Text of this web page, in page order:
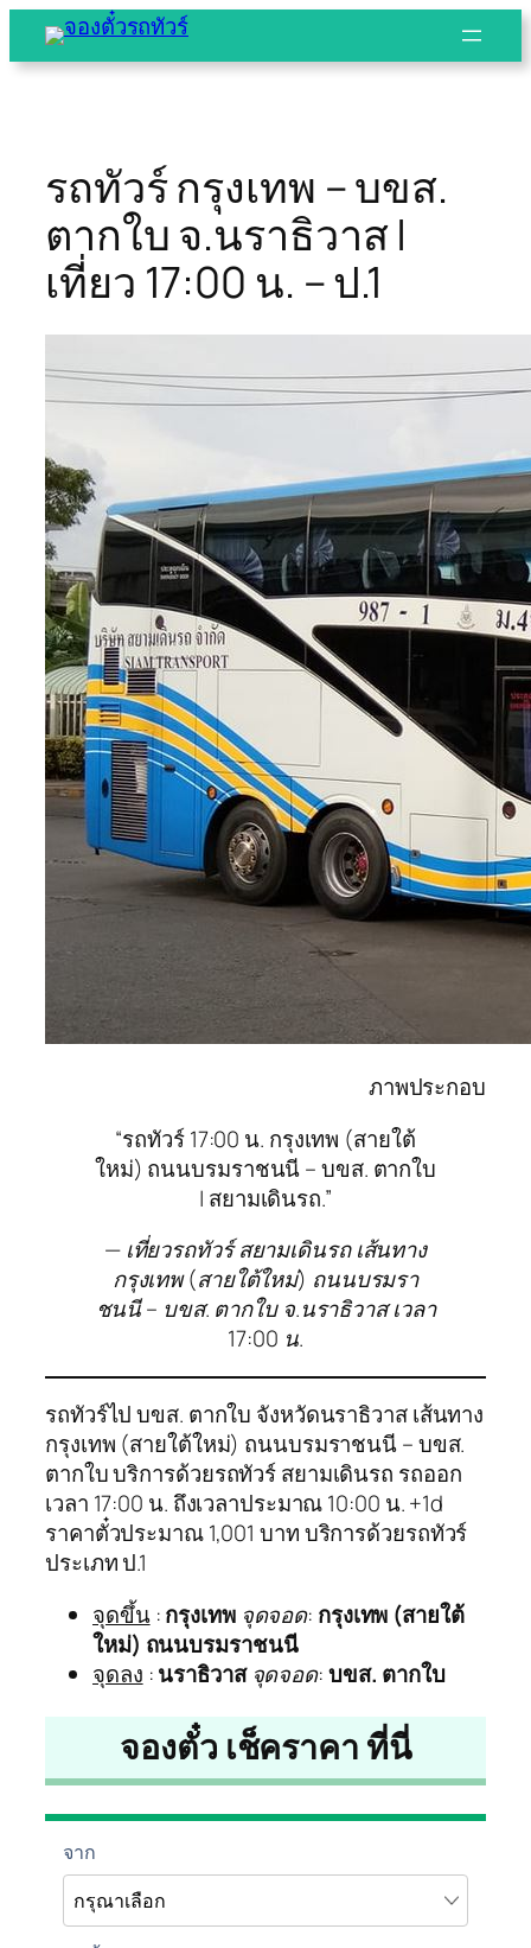
Skip
รถทัวร์ กรุงเทพ – บขส.
ตากใบ จ.นราธิวาส |
เที่ยว 17:00 น. – ป.1
ภาพประกอบ
“รถทัวร์ 17:00 น. กรุงเทพ (สายใต้
ใหม่) ถนนบรมราชนนี – บขส. ตากใบ
| สยามเดินรถ.”
— เที่ยวรถทัวร์ สยามเดินรถ เส้นทาง
กรุงเทพ (สายใต้ใหม่) ถนนบรมรา
ชนนี – บขส. ตากใบ จ.นราธิวาส เวลา
17:00 น.
รถทัวร์ไป บขส. ตากใบ จังหวัดนราธิวาส เส้นทาง
กรุงเทพ (สายใต้ใหม่) ถนนบรมราชนนี – บขส.
ตากใบ บริการด้วยรถทัวร์ สยามเดินรถ รถออก
เวลา 17:00 น. ถึงเวลาประมาณ 10:00 น. +1d
ราคาตั๋วประมาณ 1,001 บาท บริการด้วยรถทัวร์
ประเภท ป.1
จุดขึ้น:กรุงเทพ จุดจอด: กรุงเทพ (สายใต้
ใหม่) ถนนบรมราชนนี
จุดลง :นราธิวาส จุดจอด:บขส. ตากใบ
จองตั๋ว เช็คราคา ที่นี่